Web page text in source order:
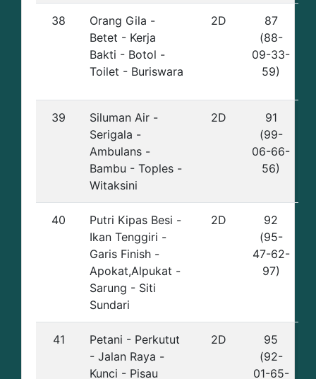
38
Orang Gila -
Betet - Kerja
Bakti - Botol -
Toilet - Buriswara
2D
87
(88-
09-33-
59)
39
Siluman Air -
Serigala -
Ambulans -
Bambu - Toples -
Witaksini
2D
91
(99-
06-66-
56)
40
Putri Kipas Besi -
Ikan Tenggiri -
Garis Finish -
Apokat,Alpukat -
Sarung - Siti
Sundari
2D
92
(95-
47-62-
97)
41
Petani - Perkutut
- Jalan Raya -
Kunci - Pisau
2D
95
(92-
01-65-